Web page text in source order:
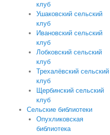
клуб
Ушаковский сельский
клуб
Ивановский сельский
клуб
Лобковский сельский
клуб
Трехалёвский сельский
клуб
Щербинский сельский
клуб
Сельские библиотеки
Опухликовская
библиотека